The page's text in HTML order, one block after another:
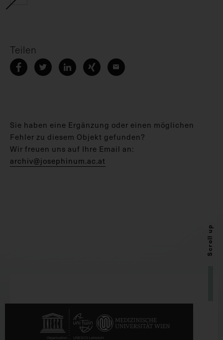
Teilen
Sie haben eine Ergänzung oder einen möglichen
Fehler zu diesem Objekt gefunden?
Wir freuen uns auf Ihre Email an:
archiv@josephinum.ac.at
Scroll up